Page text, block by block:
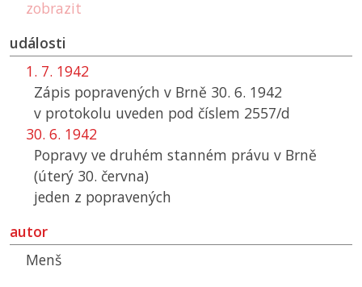
zobrazit
události
1. 7. 1942
Zápis popravených v Brně 30. 6. 1942
v protokolu uveden pod číslem 2557/d
30. 6. 1942
Popravy ve druhém stanném právu v Brně
(úterý 30. června)
jeden z popravených
autor
Menš